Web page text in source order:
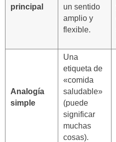
principal
un sentido
amplio y
flexible.
Analogía
simple
Una
etiqueta de
«comida
saludable»
(puede
significar
muchas
cosas).